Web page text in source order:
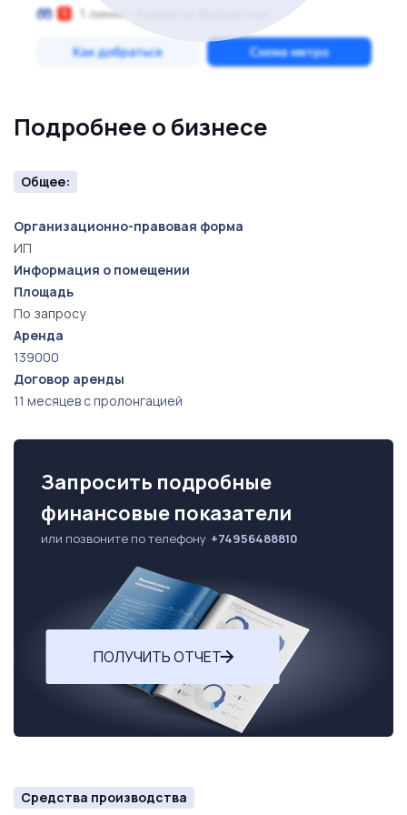
Подробнее о бизнесе
Общее:
Организационно-правовая форма
ИП
Информация о помещении
Площадь
По запросу
Аренда
139000
Договор аренды
11 месяцев с пролонгацией
Запросить подробные
финансовые показатели
или позвоните по телефону +74956488810
ПОЛУЧИТЬ ОТЧЕТ
Средства производства